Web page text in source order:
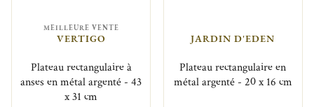
MEILLEURE VENTE
VERTIGO
Plateau rectangulaire à
anses en métal argenté - 43
x 31 cm
JARDIN D'EDEN
Plateau rectangulaire en
métal argenté - 20 x 16 cm